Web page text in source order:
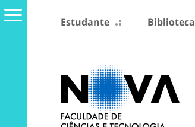
Estudante Biblioteca